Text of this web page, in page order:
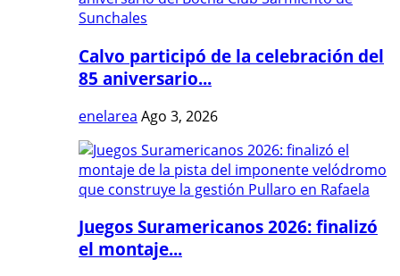
Calvo participó de la celebración del
85 aniversario...
enelarea Ago 3, 2026
Juegos Suramericanos 2026: finalizó
el montaje...